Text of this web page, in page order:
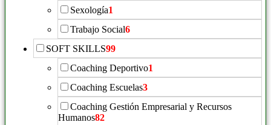
Sexología1
Trabajo Social6
SOFT SKILLS99
Coaching Deportivo1
Coaching Escuelas3
Coaching Gestión Empresarial y Recursos
Humanos82